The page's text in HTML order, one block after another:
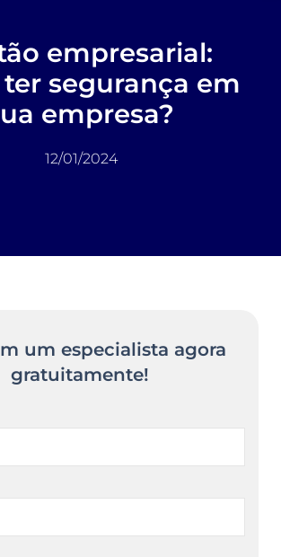
empresarial:
segurança em
empresa?
12/01/2024
um especialista agora
gratuitamente!